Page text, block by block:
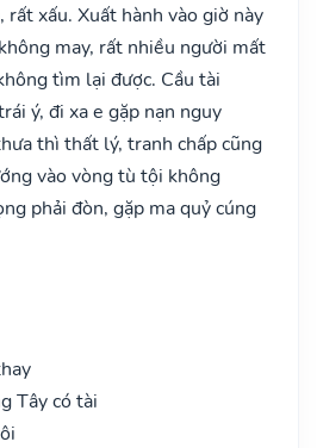
xấu. Xuất hành vào giờ này
may, rất nhiều người mất
tìm lại được. Cầu tài
ý, đi xa e gặp nạn nguy
thì thất lý, tranh chấp cũng
vào vòng tù tội không
phải đòn, gặp ma quỷ cúng
Tây có tài